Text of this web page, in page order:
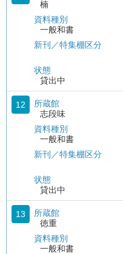
楠
資料種別
一般和書
新刊／特集棚区分
状態
貸出中
12
所蔵館
志段味
資料種別
一般和書
新刊／特集棚区分
状態
貸出中
13
所蔵館
徳重
資料種別
一般和書